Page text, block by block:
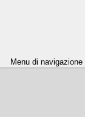
Menu di navigazione